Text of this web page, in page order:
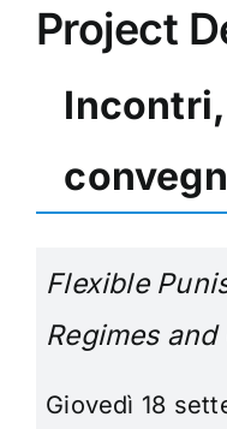
Project
Flexible
Regimes
Giovedì 18